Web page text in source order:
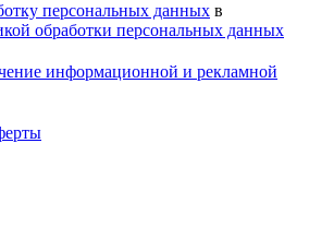
персональных данных в
обработки персональных данных
информационной и рекламной